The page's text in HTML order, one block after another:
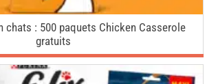
chats : 500 paquets Chicken Casserole
gratuits